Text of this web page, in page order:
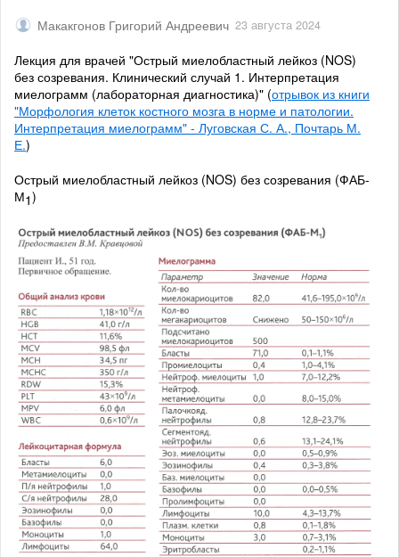
Макакгонов Григорий Андреевич 23 августа 2024
Лекция для врачей "Острый миелобластный лейкоз (NOS)
без созревания. Клинический случай 1. Интерпретация
миелограмм (лабораторная диагностика)" (отрывок из книги
"Морфология клеток костного мозга в норме и патологии.
Интерпретация миелограмм" - Луговская С. А., Почтарь М.
Е.)
Острый миелобластный лейкоз (NOS) без созревания (ФАБ-
М1)